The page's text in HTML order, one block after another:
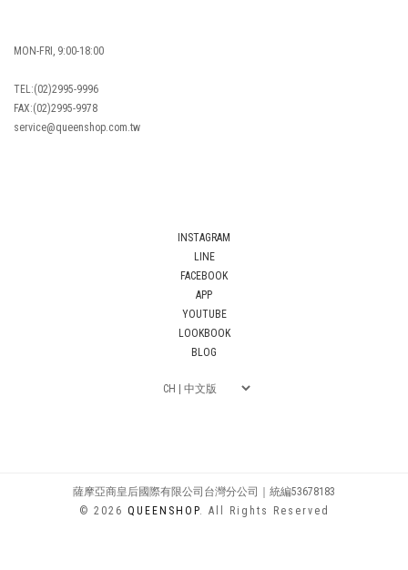
MON-FRI, 9:00-18:00
TEL:(02)2995-9996
FAX:(02)2995-9978
service@queenshop.com.tw
INSTAGRAM
LINE
FACEBOOK
APP
YOUTUBE
LOOKBOOK
BLOG
薩摩亞商皇后國際有限公司台灣分公司｜統編53678183
© 2026 QUEENSHOP. All Rights Reserved